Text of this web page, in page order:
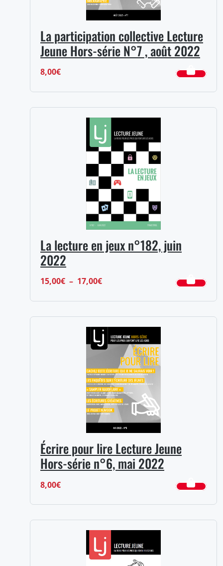
La participation collective Lecture
Jeune Hors-série N°7 , août 2022
8,00€
La lecture en jeux n°182, juin
2022
15,00€ – 17,00€Plage
15,00€
à
17,00€
Écrire pour lire Lecture Jeune
Hors-série n°6, mai 2022
8,00€